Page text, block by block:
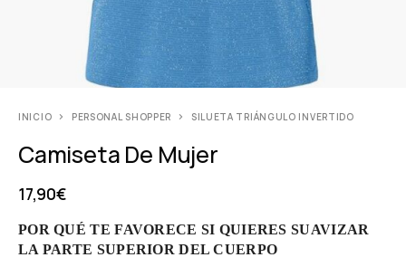
INICIO PERSONAL SHOPPER SILUETA TRIÁNGULO INVERTIDO
Camiseta De Mujer
17,90€
POR QUÉ TE FAVORECE SI QUIERES SUAVIZAR
LA PARTE SUPERIOR DEL CUERPO